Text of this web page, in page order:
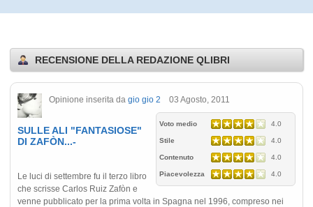
RECENSIONE DELLA REDAZIONE QLIBRI
Opinione inserita da gio gio 2 03 Agosto, 2011
Voto medio 4.0
Stile 4.0
Contenuto 4.0
Piacevolezza 4.0
SULLE ALI "FANTASIOSE"
DI ZAFÒN...-
Le luci di settembre fu il terzo libro
che scrisse Carlos Ruiz Zafòn e
venne pubblicato per la prima volta in Spagna nel 1996, compreso nei